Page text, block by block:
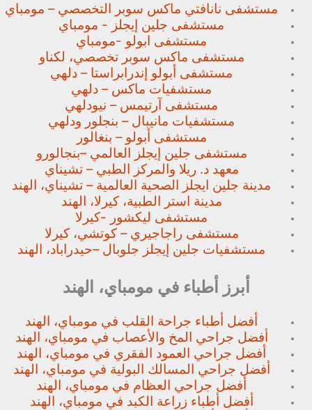
مستشفى نانافتي ماكس سوبر التخصصي – مومباي
مستشفى جلين إيجلز - مومباي
مستشفى ابولو -مومباي
مستشفى ماكس سوبر تخصصي، لكناو
مستشفى أبولو إندرابراستا – دلهي
مستشفيات ماكس – دلهي
مستشفى آرتيمس – نيودلهي
مستشفيات مانيبال – بنجلور ودلهي
مستشفى أبولو – بنغالور
مستشفى جلين إيجلز العالمي –بنجالورو
معهد د. ريلا والمركز الطبي – تشيناي
مدينة جلين ايجلز الصحية العالمية – تشيناي، الهند
مدينة استر الطبية، كيرلا، الهند
مستشفى ليكشور -كيرلا
مستشفى راجاجيري – كوتشي، كيرلا
مستشفيات جلين إيجلز جلوبال –حيدراباد، الهند
أبرز أطباء في مومباي، الهند
أفضل أطباء جراحة القلب في مومباي، الهند
أفضل جراحي المخ والأعصاب في مومباي، الهند
أفضل جراحي العمود الفقري في مومباي، الهند
أفضل جراحي المسالك البولية في مومباي، الهند
أفضل جراحي العظام في مومباي، الهند
أفضل أطباء زراعة الكبد في مومباي، الهند